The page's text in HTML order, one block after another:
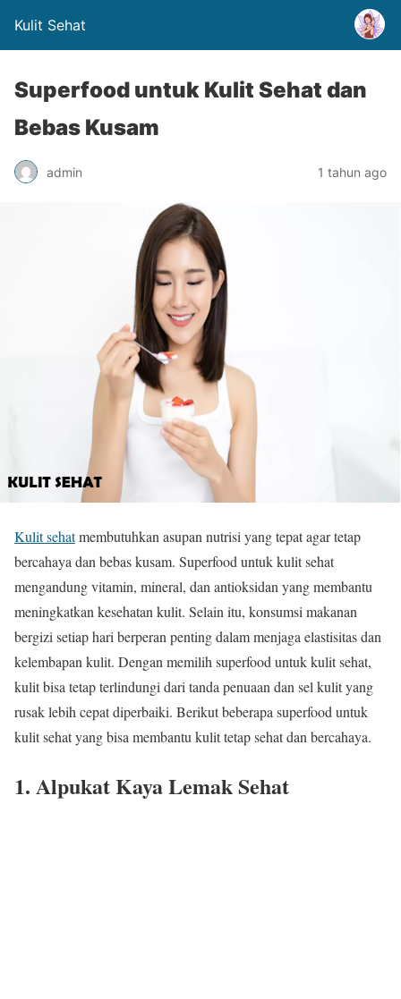
Kulit Sehat
Superfood untuk Kulit Sehat dan
Bebas Kusam
admin 1 tahun ago
Kulit sehatmembutuhkan asupan nutrisi yang tepat agar tetap
bercahaya dan bebas kusam. Superfood untuk kulit sehat
mengandung vitamin, mineral, dan antioksidan yang membantu
meningkatkan kesehatan kulit. Selain itu, konsumsi makanan
bergizi setiap hari berperan penting dalam menjaga elastisitas dan
kelembapan kulit. Dengan memilih superfood untuk kulit sehat,
kulit bisa tetap terlindungi dari tanda penuaan dan sel kulit yang
rusak lebih cepat diperbaiki. Berikut beberapa superfood untuk
kulit sehat yang bisa membantu kulit tetap sehat dan bercahaya.
1. Alpukat Kaya Lemak Sehat